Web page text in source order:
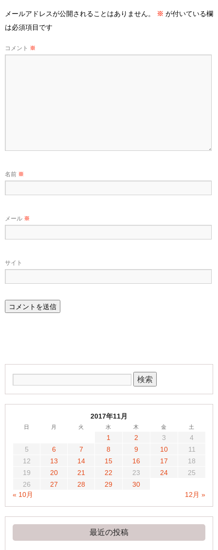
メールアドレスが公開されることはありません。 ※ が付いている欄
は必須項目です
コメント ※
名前 ※
メール ※
サイト
2017年11月
日 月 火 水 木 金 土
1 2 3
4
5
6 7 8 9 10
11
12
13 14 15 16 17
18
19
20 21 22 23 24
25
26
27 28 29
30
« 10月
12月 »
最近の投稿